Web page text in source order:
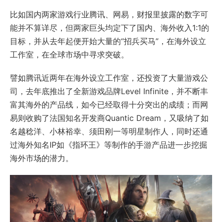
比如国内两家游戏行业腾讯、网易，财报里披露的数字可
能并不算详尽，但两家巨头均定下了国内、海外收入1:1的
目标，并从去年起便开始大量的“招兵买马”，在海外设立
工作室，在全球市场中寻求突破。
譬如腾讯近两年在海外设立工作室，还投资了大量游戏公
司，去年底推出了全新游戏品牌Level Infinite，并不断丰
富其海外的产品线，如今已经取得十分突出的成绩；而网
易则收购了法国知名开发商Quantic Dream，又吸纳了如
名越稔洋、小林裕幸、须田刚一等明星制作人，同时还通
过海外知名IP如《指环王》等制作的手游产品进一步挖掘
海外市场的潜力。